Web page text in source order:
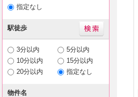
指定なし
駅徒歩
3分以内
5分以内
10分以内
15分以内
20分以内
指定なし
物件名